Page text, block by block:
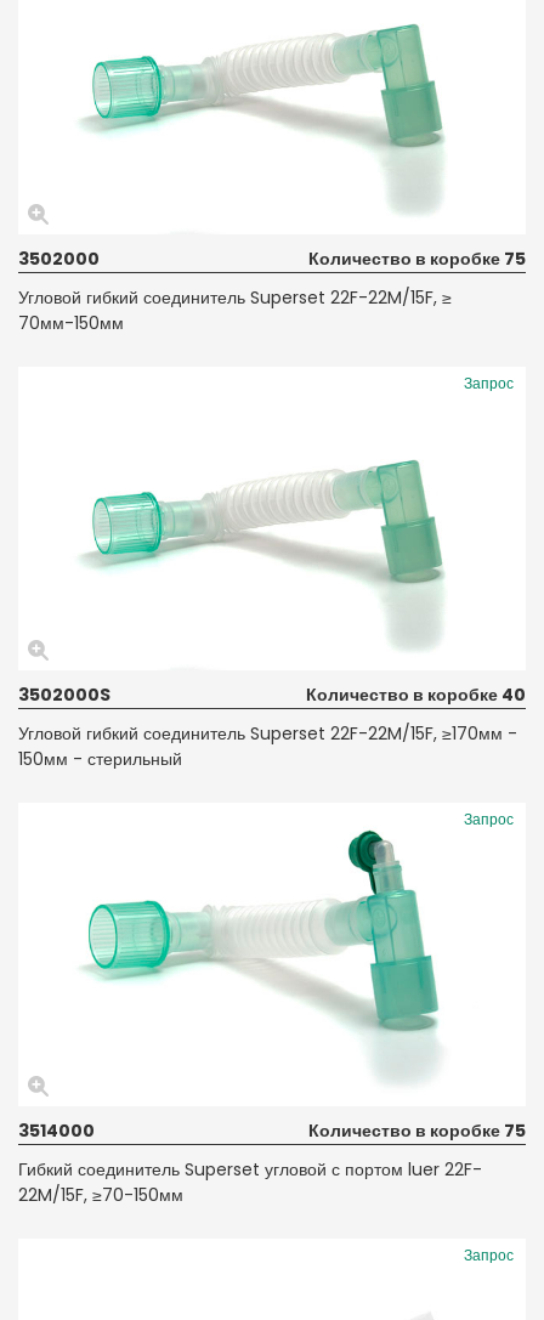
3502000
Количество в коробке 75
Угловой гибкий соединитель Superset 22F-22M/15F, ≥
70мм-150мм
Запрос
3502000S
Количество в коробке 40
Угловой гибкий соединитель Superset 22F-22M/15F, ≥170мм -
150мм - стерильный
Запрос
3514000
Количество в коробке 75
Гибкий соединитель Superset угловой с портом luer 22F-
22M/15F, ≥70-150мм
Запрос